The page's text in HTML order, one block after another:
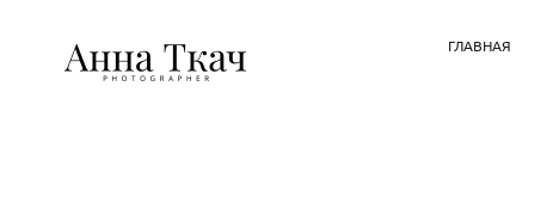
ГЛАВНАЯ